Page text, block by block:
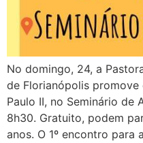
No domingo, 24, a
de Florianópolis
Paulo II, no Seminário de
8h30. Gratuito, podem
anos. O 1º encontro para